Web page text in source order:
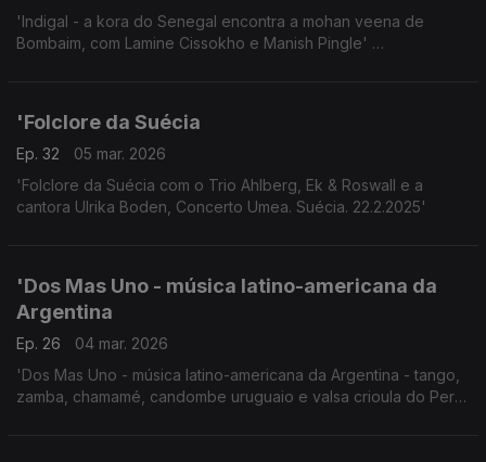
'Indigal - a kora do Senegal encontra a mohan veena de
Bombaim, com Lamine Cissokho e Manish Pingle'
'Folclore da Suécia
Ep. 32
05 mar. 2026
'Folclore da Suécia com o Trio Ahlberg, Ek & Roswall e a
cantora Ulrika Boden, Concerto Umea. Suécia. 22.2.2025'
'Dos Mas Uno - música latino-americana da
Argentina
Ep. 26
04 mar. 2026
'Dos Mas Uno - música latino-americana da Argentina - tango,
zamba, chamamé, candombe uruguaio e valsa crioula do Perú'